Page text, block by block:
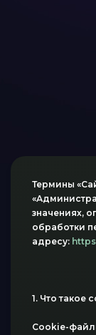
Термины
значениях,
обработки
адресу:
1. Что такое
Cookie-